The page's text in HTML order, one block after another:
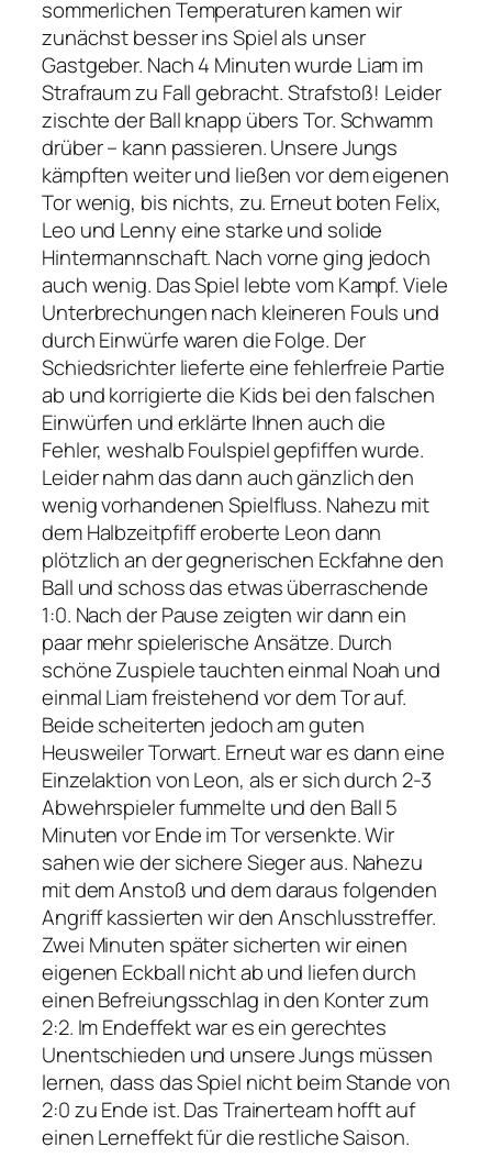
sommerlichen Temperaturen kamen wir
zunächst besser ins Spiel als unser
Gastgeber. Nach 4 Minuten wurde Liam im
Strafraum zu Fall gebracht. Strafstoß! Leider
zischte der Ball knapp übers Tor. Schwamm
drüber – kann passieren. Unsere Jungs
kämpften weiter und ließen vor dem eigenen
Tor wenig, bis nichts, zu. Erneut boten Felix,
Leo und Lenny eine starke und solide
Hintermannschaft. Nach vorne ging jedoch
auch wenig. Das Spiel lebte vom Kampf. Viele
Unterbrechungen nach kleineren Fouls und
durch Einwürfe waren die Folge. Der
Schiedsrichter lieferte eine fehlerfreie Partie
ab und korrigierte die Kids bei den falschen
Einwürfen und erklärte Ihnen auch die
Fehler, weshalb Foulspiel gepfiffen wurde.
Leider nahm das dann auch gänzlich den
wenig vorhandenen Spielfluss. Nahezu mit
dem Halbzeitpfiff eroberte Leon dann
plötzlich an der gegnerischen Eckfahne den
Ball und schoss das etwas überraschende
1:0. Nach der Pause zeigten wir dann ein
paar mehr spielerische Ansätze. Durch
schöne Zuspiele tauchten einmal Noah und
einmal Liam freistehend vor dem Tor auf.
Beide scheiterten jedoch am guten
Heusweiler Torwart. Erneut war es dann eine
Einzelaktion von Leon, als er sich durch 2-3
Abwehrspieler fummelte und den Ball 5
Minuten vor Ende im Tor versenkte. Wir
sahen wie der sichere Sieger aus. Nahezu
mit dem Anstoß und dem daraus folgenden
Angriff kassierten wir den Anschlusstreffer.
Zwei Minuten später sicherten wir einen
eigenen Eckball nicht ab und liefen durch
einen Befreiungsschlag in den Konter zum
2:2. Im Endeffekt war es ein gerechtes
Unentschieden und unsere Jungs müssen
lernen, dass das Spiel nicht beim Stande von
2:0 zu Ende ist. Das Trainerteam hofft auf
einen Lerneffekt für die restliche Saison.